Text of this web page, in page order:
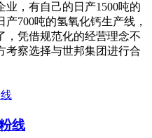
，有自己的日产1500吨的
700吨的氢氧化钙生产线，
，凭借规范化的经营理念不
考察选择与世邦集团进行合
线